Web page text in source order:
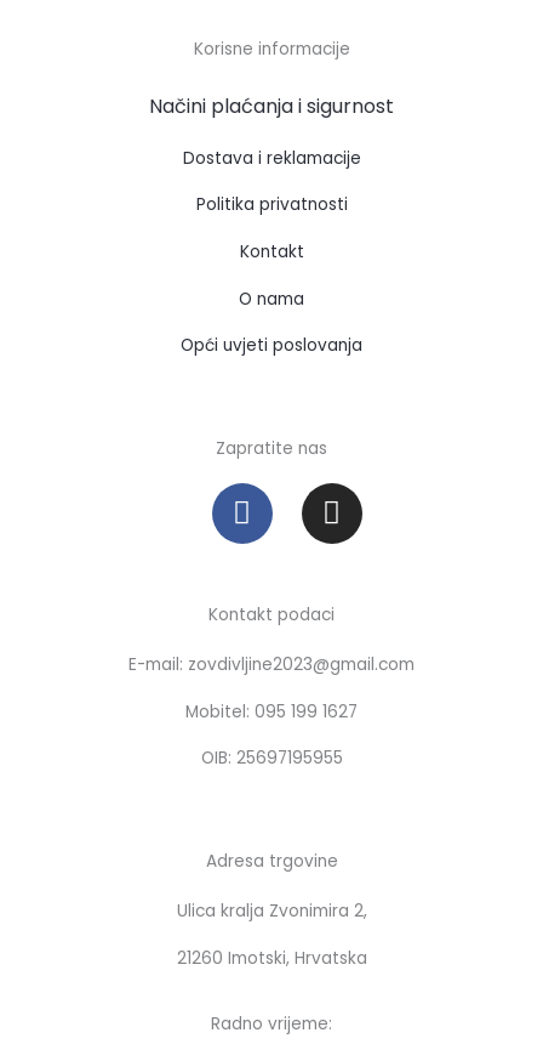
Korisne informacije
Načini plaćanja i sigurnost
Dostava i reklamacije
Politika privatnosti
Kontakt
O nama
Opći uvjeti poslovanja
Zapratite nas
F
a
c
b
o
o
k
I
n
s
a
r
a
m
Kontakt podaci
E-mail: zovdivljine2023@gmail.com
Mobitel: 095 199 1627
OIB: 25697195955
Adresa trgovine
Ulica kralja Zvonimira 2,
21260 Imotski, Hrvatska
Radno vrijeme: